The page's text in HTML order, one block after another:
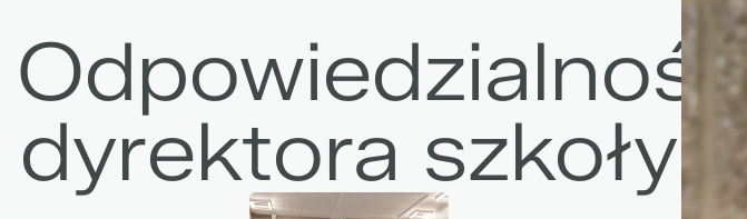
Odpowiedzialność
dyrektora szkoły